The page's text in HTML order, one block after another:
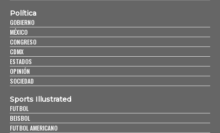
Política
GOBIERNO
MÉXICO
CONGRESO
CDMX
ESTADOS
OPINIÓN
SOCIEDAD
Sports Illustrated
FUTBOL
BEISBOL
FUTBOL AMERICANO